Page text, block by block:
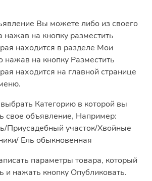
Вы можете либо из своего
нажав на кнопку разместить
находится в разделе Мои
на кнопку Разместить
находится на главной странице
Категорию в которой вы
свое объявление, Например:
Приусадебный участок/Хвойные
Ель обыкновенная
параметры товара, который
и нажать кнопку Опубликовать.